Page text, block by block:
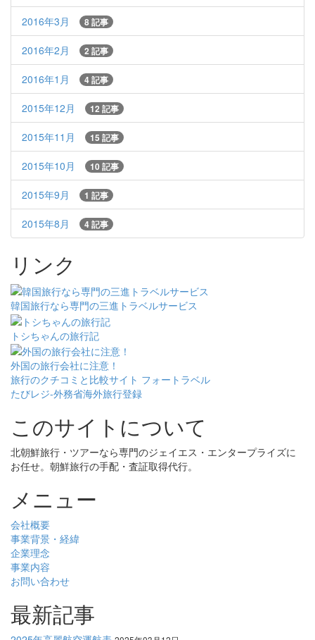
2016年3月 8 記事
2016年2月 2 記事
2016年1月 4 記事
2015年12月 12 記事
2015年11月 15 記事
2015年10月 10 記事
2015年9月 1 記事
2015年8月 4 記事
リンク
韓国旅行なら専門の三進トラベルサービス
トシちゃんの旅行記
外国の旅行会社に注意！
旅行のクチコミと比較サイト フォートラベル
たびレジ-外務省海外旅行登録
このサイトについて
北朝鮮旅行・ツアーなら専門のジェイエス・エンタープライズに
お任せ。朝鮮旅行の手配・査証取得代行。
メニュー
会社概要
事業背景・経緯
企業理念
事業内容
お問い合わせ
最新記事